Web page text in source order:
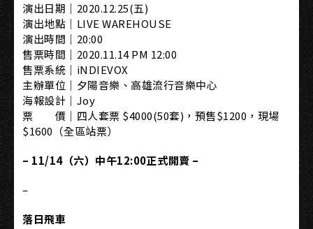
演出日期｜2020.12.25(五)
演出地點｜LIVE WAREHOUSE
演出時間｜20:00
售票時間｜2020.11.14 PM 12:00
售票系統｜iNDIEVOX
主辦單位｜夕陽音樂​、高雄流行音樂中心​
海報設計｜Joy
票 價｜四人套票 $4000(50套)，預售$1200，現場
$1600（全區站票）
– 11/14（六）中午12:00正式開賣 –
–
落日飛車